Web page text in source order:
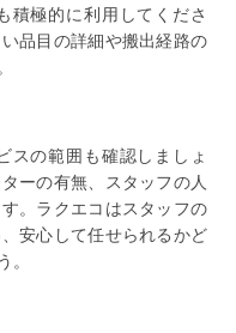
積極的に利用してくださ
品目の詳細や搬出経路の
スの範囲も確認しましょ
ーの有無、スタッフの人
。ラクエコはスタッフの
安心して任せられるかど